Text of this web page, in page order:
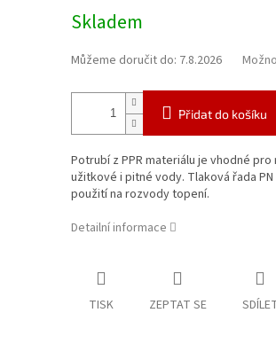
cena:
Skladem
Můžeme doručit do: 7.8.2026
Přidat do košíku
Potrubí z PPR materiálu je vhodné
užitkové i pitné vody. Tlaková řada
použití na rozvody topení.
Detailní informace
TISK ZEPTAT SE